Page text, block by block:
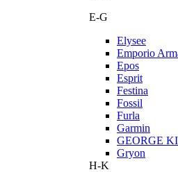
E-G
Elysee
Emporio
Epos
Esprit
Festina
Fossil
Furla
Garmin
GEORGE
Gryon
H-K